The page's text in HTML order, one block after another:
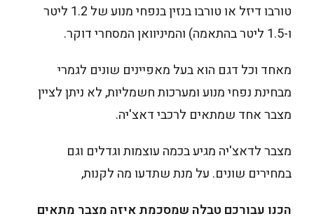
טורבו דיזל או טורבו בנזין בנפחי מנוע של 1.2 ליטר
ו-1.5 ליטר בהתאמה) והמיניוואן המסחרי דוקר.
מאחד וכל דגם הוא בעל מאפיינים שונים לגמרי
מבחינת נפחי מנוע ומערכות חשמליות, לא ניתן לציין
מצבר אחד שמתאים לרכבי דאצ'יה.
מצבר לדאצ'יה מגיע בכמה עוצמות וגדלים וגם
במחירים שונים. על מנת שתדעו מה לקנות,
הכנו עבורכם טבלה שמסכמת איזה מצבר מתאים